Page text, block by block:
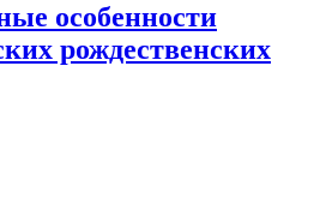
особенности
рождественских